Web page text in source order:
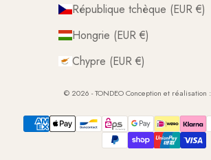
République tchèque (EUR €)
Hongrie (EUR €)
Chypre (EUR €)
© 2026 - TONDEO Conception et réalisation :